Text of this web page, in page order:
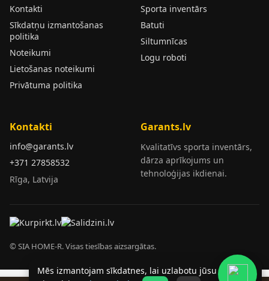
Kontakti
Sīkdatņu izmantošanas
politika
Noteikumi
Lietošanas noteikumi
Privātuma politika
Sporta inventārs
Batuti
Siltumnīcas
Logu roboti
Kontakti
info@garants.lv
+371 27858532
Rīga, Latvija
Garants.lv
Kvalitatīvs sporta inventārs,
dārza aprīkojums un
tehnoloģijas ikdienai.
© SIA HOME-R. Visas tiesības aizsargātas.
Mēs izmantojam sīkdatnes, lai uzlabotu jūsu